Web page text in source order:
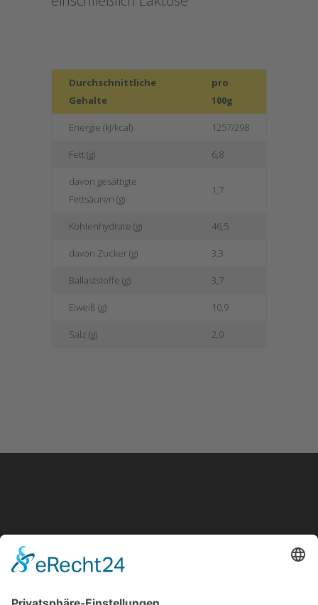
Durchschnittliche
Gehalte
pro
100g
Energie (kJ/kcal) 1257/298
Fett (g) 6,8
davon gesättigte
Fettsäuren (g)
1,7
Kohlenhydrate (g) 46,5
davon Zucker (g) 3,3
Ballaststoffe (g) 3,7
Eiweiß (g) 10,9
Salz (g) 2,0
Noch Fragen?